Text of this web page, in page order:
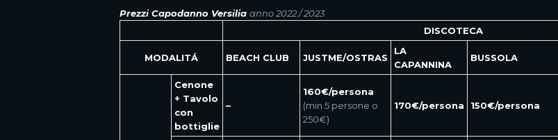
Prezzi Capodanno Versilia anno 2022 / 2023
DISCOTECA
BEACH CLUB JUSTME/OSTRAS
LA
CAPANNINA
BUSSOLA
MODALITÁ
Cenone
+ Tavolo
con
bottiglie
–
160€/persona
(min 5 persone o
250€)
170€/persona 150€/persona